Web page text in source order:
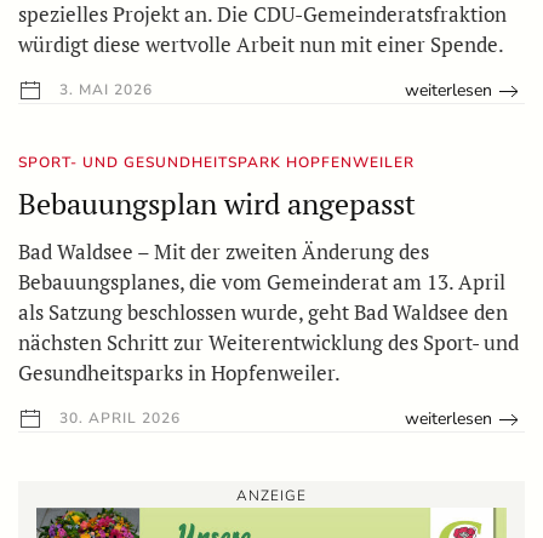
spezielles Projekt an. Die CDU-Gemeinderatsfraktion
würdigt diese wertvolle Arbeit nun mit einer Spende.
3. MAI 2026 weiterlesen
SPORT- UND GESUNDHEITSPARK HOPFENWEILER
Bebauungsplan wird angepasst
Bad Waldsee – Mit der zweiten Änderung des
Bebauungsplanes, die vom Gemeinderat am 13. April
als Satzung beschlossen wurde, geht Bad Waldsee den
nächsten Schritt zur Weiterentwicklung des Sport- und
Gesundheitsparks in Hopfenweiler.
30. APRIL 2026 weiterlesen
ANZEIGE